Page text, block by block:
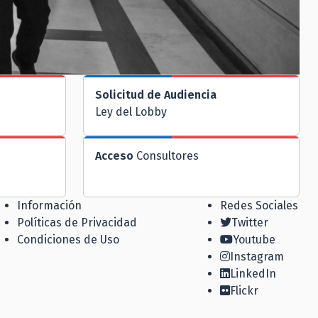
Solicitud de Audiencia
Ley del Lobby
Acceso Consultores
Información
Políticas de Privacidad
Condiciones de Uso
Redes Sociales
Twitter
Youtube
Instagram
LinkedIn
Flickr